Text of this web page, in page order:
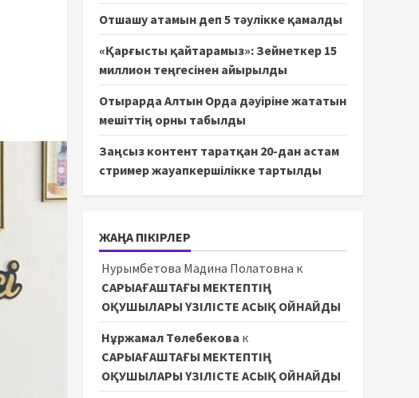
Отшашу атамын деп 5 тәулікке қамалды
«Қарғысты қайтарамыз»: Зейнеткер 15
миллион теңгесінен айырылды
Отырарда Алтын Орда дәуіріне жататын
мешіттің орны табылды
Заңсыз контент таратқан 20-дан астам
стример жауапкершілікке тартылды
ЖАҢА ПІКІРЛЕР
Нурымбетова Мадина Полатовна к
САРЫАҒАШТАҒЫ МЕКТЕПТІҢ
ОҚУШЫЛАРЫ ҮЗІЛІСТЕ АСЫҚ ОЙНАЙДЫ
Нұржамал Төлебекова к
САРЫАҒАШТАҒЫ МЕКТЕПТІҢ
ОҚУШЫЛАРЫ ҮЗІЛІСТЕ АСЫҚ ОЙНАЙДЫ